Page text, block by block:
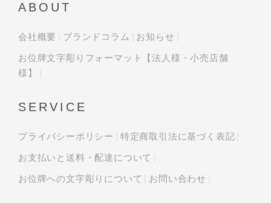
ABOUT
会社概要 ブランドコラム お知らせ
お位牌文字彫りフォーマット【法人様・小売店舗
様】
SERVICE
プライバシーポリシー 特定商取引法に基づく表記
お支払いと送料・配達について
お位牌への文字彫りについて お問い合わせ